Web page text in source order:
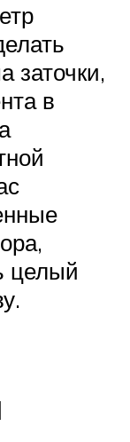
заточки,
в
целый